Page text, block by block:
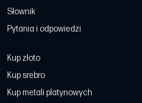
Słownik
Pytania i odpowiedzi
Kup złoto
Kup srebro
Kup metali platynowych